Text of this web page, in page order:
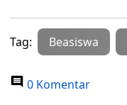
Tag: Beasiswa
0 Komentar